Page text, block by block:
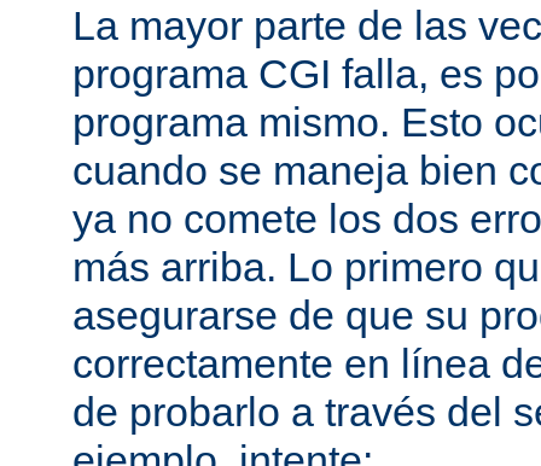
La mayor parte de las
programa CGI falla, es
programa mismo. Esto
cuando se maneja bien
ya no comete los dos
más arriba. Lo primero
asegurarse de que su
correctamente en línea
de probarlo a través del